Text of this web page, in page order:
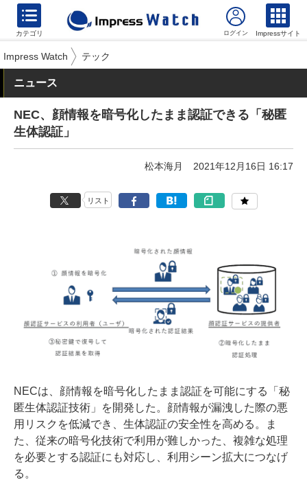
カテゴリ Impressサイト
Impress Watch テック
ニュース
NEC、顔情報を暗号化したまま認証できる「秘匿
生体認証」
松本海月 2021年12月16日 16:17
リスト
NECは、顔情報を暗号化したまま認証を可能にする「秘
匿生体認証技術」を開発した。顔情報が漏洩した際の悪
用リスクを低減でき、生体認証の安全性を高める。ま
た、従来の暗号化技術で利用が難しかった、複雑な処理
を必要とする認証にも対応し、利用シーン拡大につなげ
る。